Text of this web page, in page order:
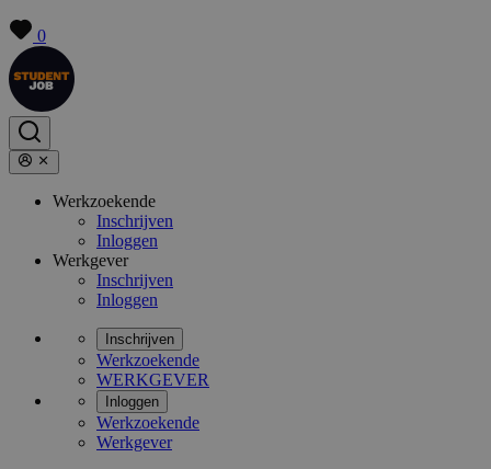
0
Werkzoekende
Inschrijven
Inloggen
Werkgever
Inschrijven
Inloggen
Inschrijven
Werkzoekende
WERKGEVER
Inloggen
Werkzoekende
Werkgever